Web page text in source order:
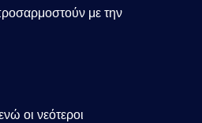
με την
οι νεότεροι